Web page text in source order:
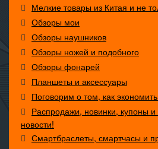
Мелкие товары из Китая и не
Обзоры мои
Обзоры наушников
Обзоры ножей и подобного
Обзоры фонарей
Планшеты и аксессуары
Поговорим о том, как
Распродажи, новинки, купоны
новости!
Смартбраслеты, смартчасы и